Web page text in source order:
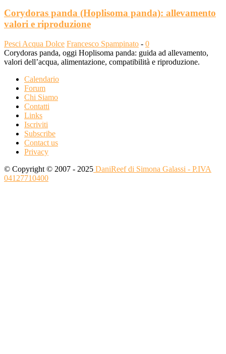
Corydoras panda (Hoplisoma panda): allevamento
valori e riproduzione
Pesci Acqua Dolce Francesco Spampinato - 0
Corydoras panda, oggi Hoplisoma panda: guida ad allevamento,
valori dell’acqua, alimentazione, compatibilità e riproduzione.
Calendario
Forum
Chi Siamo
Contatti
Links
Iscriviti
Subscribe
Contact us
Privacy
© Copyright © 2007 - 2025 DaniReef di Simona Galassi - P.IVA
04127710400